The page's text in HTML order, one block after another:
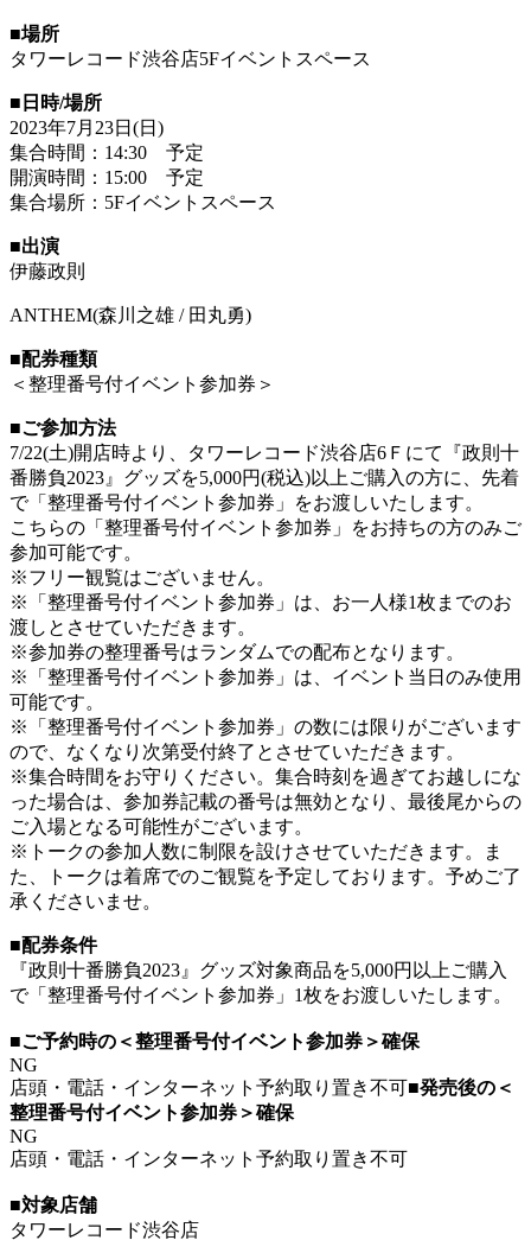
■場所
タワーレコード渋谷店5Fイベントスペース
■ 日時/場所
2023年7月23日(日)
集合時間：14:30 予定
開演時間：15:00 予定
集合場所：5Fイベントスペース
■出演
伊藤政則
ANTHEM(森川之雄 / 田丸勇)
■配券種類
＜整理番号付イベント参加券＞
■ご参加方法
7/22(土)開店時より、タワーレコード渋谷店6Ｆにて『政則十
番勝負2023』グッズを5,000円(税込)以上ご購入の方に、先着
で「整理番号付イベント参加券」をお渡しいたします。
こちらの「整理番号付イベント参加券」をお持ちの方のみご
参加可能です。
※フリー観覧はございません。
※「整理番号付イベント参加券」は、お一人様1枚までのお
渡しとさせていただきます。
※参加券の整理番号はランダムでの配布となります。
※「整理番号付イベント参加券」は、イベント当日のみ使用
可能です。
※「整理番号付イベント参加券」の数には限りがございます
ので、なくなり次第受付終了とさせていただきます。
※集合時間をお守りください。集合時刻を過ぎてお越しにな
った場合は、参加券記載の番号は無効となり、最後尾からの
ご入場となる可能性がございます。
※トークの参加人数に制限を設けさせていただきます。ま
た、トークは着席でのご観覧を予定しております。予めご了
承くださいませ。
■配券条件
『政則十番勝負2023』グッズ対象商品を5,000円以上ご購入
で「整理番号付イベント参加券」1枚をお渡しいたします。
■ご予約時の＜整理番号付イベント参加券＞確保
NG
店頭・電話・インターネット予約取り置き不可■発売後の＜
整理番号付イベント参加券＞確保
NG
店頭・電話・インターネット予約取り置き不可
■対象店舗
タワーレコード渋谷店